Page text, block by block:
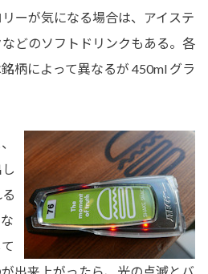
ーが気になる場合は、アイステ
どのソフトドリンクもある。各
柄によって異なるが 450ml グラ
出来上がったら、光の点滅とバ